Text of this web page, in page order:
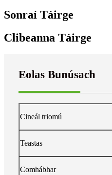
Sonraí Táirge
Clibeanna Táirge
Eolas Bunúsach
Cineál triomú
Teastas
Comhábhar